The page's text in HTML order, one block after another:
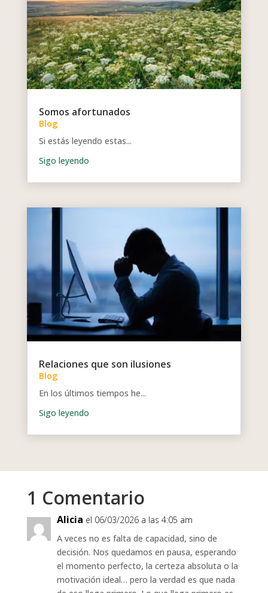
Somos afortunados
Blog
Si estás leyendo estas...
Relaciones que son ilusiones
Blog
En los últimos tiempos he...
1 Comentario
Alicia el 06/03/2026 a las 4:05 am
A veces no es falta de capacidad, sino de
decisión. Nos quedamos en pausa, esperando
el momento perfecto, la certeza absoluta o la
motivación ideal… pero la verdad es que nada